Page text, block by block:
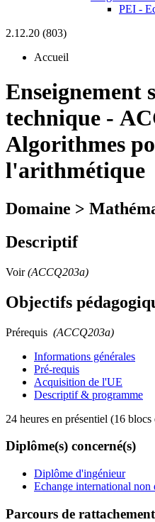
PEI -
2.12.20 (803)
Accueil
Enseignement
technique -
Algorithmes
l'arithmétique
Domaine >
Descriptif
Voir(ACCQ203a)
Objectifs
Prérequis (ACCQ203a)
Informations générales
Pré-requis
Acquisition de l'UE
Descriptif & programme
24 heures en présentiel (16
Diplôme(s) concerné(s)
Diplôme d'ingénieur
Echange international non
Parcours de rattachement